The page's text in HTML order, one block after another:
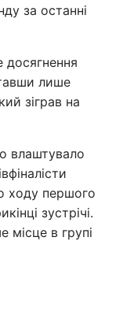
за останні
лише
зіграв на
влаштувало
ходу першого
зустрічі.
місце в групі